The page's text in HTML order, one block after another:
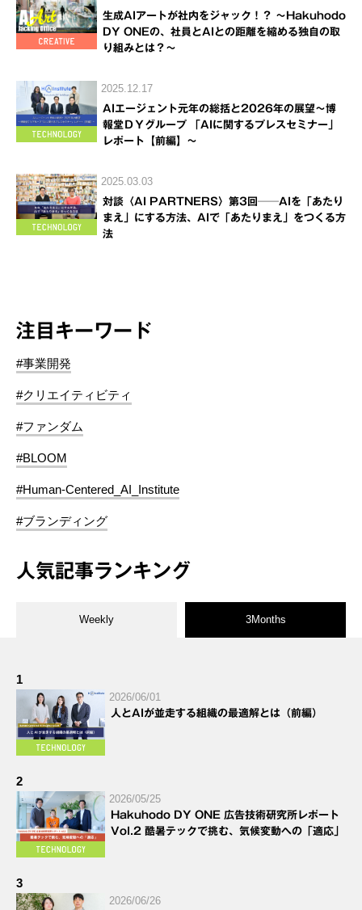
生成AIアートが社内をジャック！？ ～Hakuhodo
DY ONEの、社員とAIとの距離を縮める独自の取
り組みとは？～
2025.12.17
AIエージェント元年の総括と2026年の展望～博
報堂ＤＹグループ 「AIに関するプレスセミナー」
レポート【前編】～
2025.03.03
対談〈AI PARTNERS〉第3回──AIを「あたり
まえ」にする方法、AIで「あたりまえ」をつくる方
法
注目キーワード
#事業開発
#クリエイティビティ
#ファンダム
#BLOOM
#Human-Centered_AI_Institute
#ブランディング
人気記事ランキング
Weekly 3Months
1
2026/06/01
人とAIが並走する組織の最適解とは（前編）
2
2026/05/25
Hakuhodo DY ONE 広告技術研究所レポート
Vol.2 酷暑テックで挑む、気候変動への「適応」
3
2026/06/26